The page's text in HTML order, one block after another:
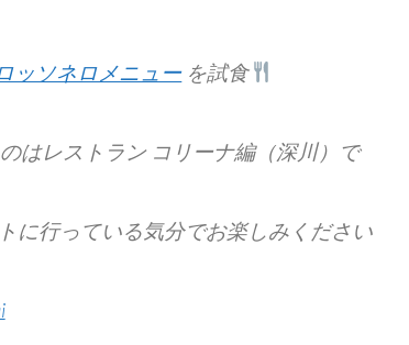
ッソネロメニューを試食
はレストラン コリーナ編（深川）で
に行っている気分でお楽しみください